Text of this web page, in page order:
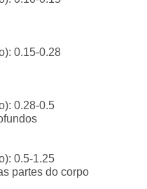
0.15-0.28
0.28-0.5
0.5-1.25
partes do corpo